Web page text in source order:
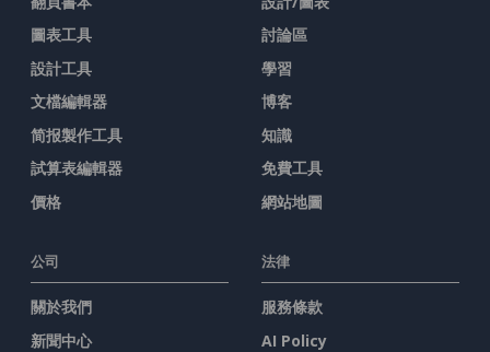
圖表工具
設計工具
文檔編輯器
简报製作工具
試算表編輯器
價格
討論區
學習
博客
知識
免費工具
網站地圖
公司
關於我們
新聞中心
法律
服務條款
AI Policy